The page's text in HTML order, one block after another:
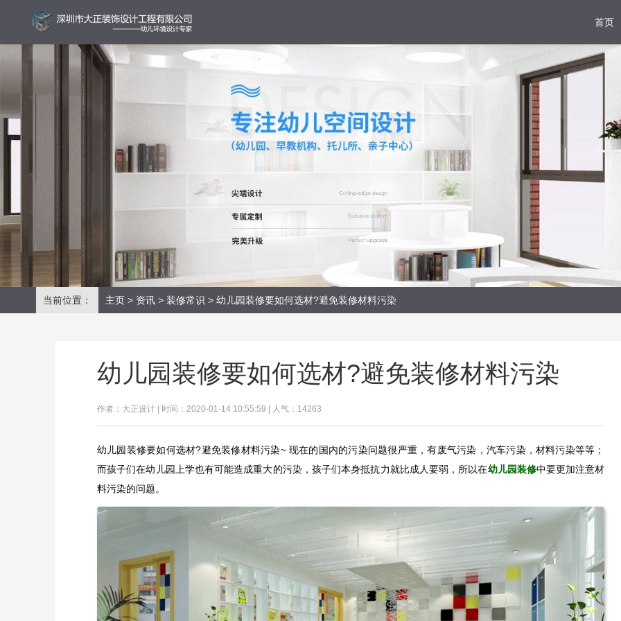
首页
当前位置： 主页 > 资讯 > 装修常识 > 幼儿园装修要如何选材?避免装修材料污染
幼儿园装修要如何选材?避免装修材料污染
作者：大正设计 | 时间：2020-01-14 10:55:59 | 人气：14263
幼儿园装修要如何选材?避免装修材料污染~ 现在的国内的污染问题很严重，有废气污染，汽车污染，材料污染等等；
而孩子们在幼儿园上学也有可能造成重大的污染，孩子们本身抵抗力就比成人要弱，所以在幼儿园装修中要更加注意材
料污染的问题。